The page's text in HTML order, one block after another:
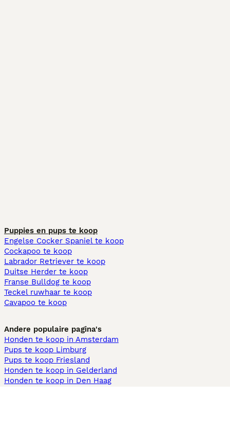
Puppies en pups te koop
Engelse Cocker Spaniel te koop
Cockapoo te koop
Labrador Retriever te koop
Duitse Herder te koop
Franse Bulldog te koop
Teckel ruwhaar te koop
Cavapoo te koop
Andere populaire pagina's
Honden te koop in Amsterdam
Pups te koop Limburg​
Pups te koop Friesland​
Honden te koop in Gelderland
Honden te koop in Den Haag